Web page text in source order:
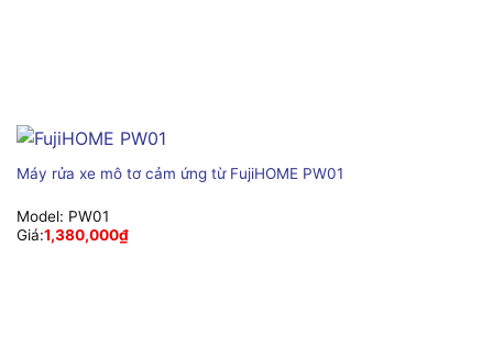
Máy rửa xe mô tơ cảm ứng từ FujiHOME PW01
Model: PW01
Giá:1,380,000₫